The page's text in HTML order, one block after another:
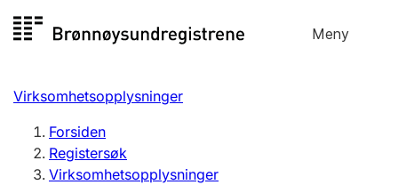
til
Meny
Registersøk
Aksjeselskap
Virksomhetsopplysninger
Forsiden
Registersøk
Virksomhetsopplysninger